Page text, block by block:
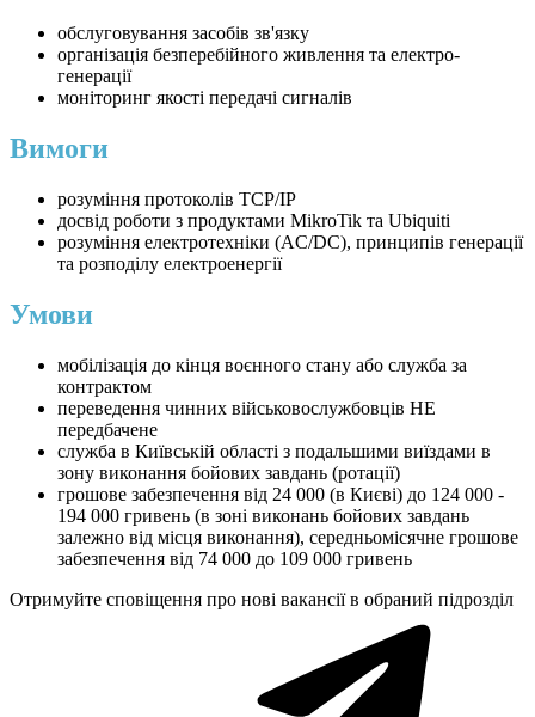
⁠обслуговування засобів зв'язку
організація безперебійного живлення та електро-
генерації
⁠моніторинг якості передачі сигналів
Вимоги
розуміння протоколів TCP/IP
досвід роботи з продуктами MikroTik та Ubiquiti
розуміння електротехніки (AC/DC), принципів генерації
та розподілу електроенергії
Умови
мобілізація до кінця воєнного стану або служба за
контрактом
переведення чинних військовослужбовців НЕ
передбачене
служба в Київській області з подальшими виїздами в
зону виконання бойових завдань (ротації)
грошове забезпечення від 24 000 (в Києві) до 124 000 -
194 000 гривень (в зоні виконань бойових завдань
залежно від місця виконання), середньомісячне грошове
забезпечення від 74 000 до 109 000 гривень
Отримуйте сповіщення про нові вакансії в обраний підрозділ